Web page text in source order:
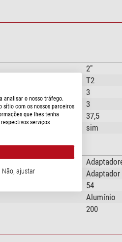
2"
T2
3
3
37,5
sim
Adaptador
54
Alumínio
200
analisar o nosso tráfego.
sítio com os nossos parceiros
que lhes tenha
serviços
Não, ajustar